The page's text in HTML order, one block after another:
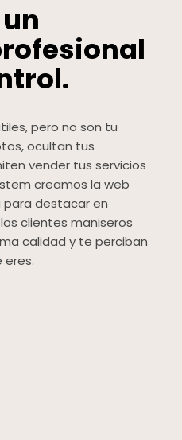
pero no son tu
ocultan tus
vender tus servicios
creamos la web
destacar en
clientes maniseros
calidad y te perciban
eres.